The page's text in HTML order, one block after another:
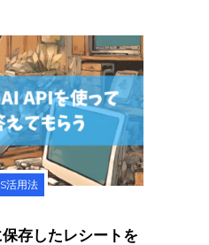
活用法
存したレシートを